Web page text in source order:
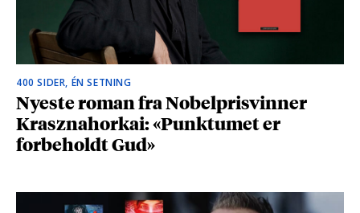
400 SIDER, ÉN SETNING
Nyeste roman fra Nobelprisvinner
Krasznahorkai: «Punktumet er
forbeholdt Gud»